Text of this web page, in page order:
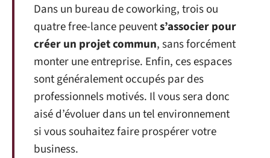
Dans un bureau de coworking, trois ou
quatre free-lance peuvents’associer pour
créer un projet commun, sans forcément
monter une entreprise. Enfin, ces espaces
sont généralement occupés par des
professionnels motivés. Il vous sera donc
aisé d’évoluer dans un tel environnement
si vous souhaitez faire prospérer votre
business.